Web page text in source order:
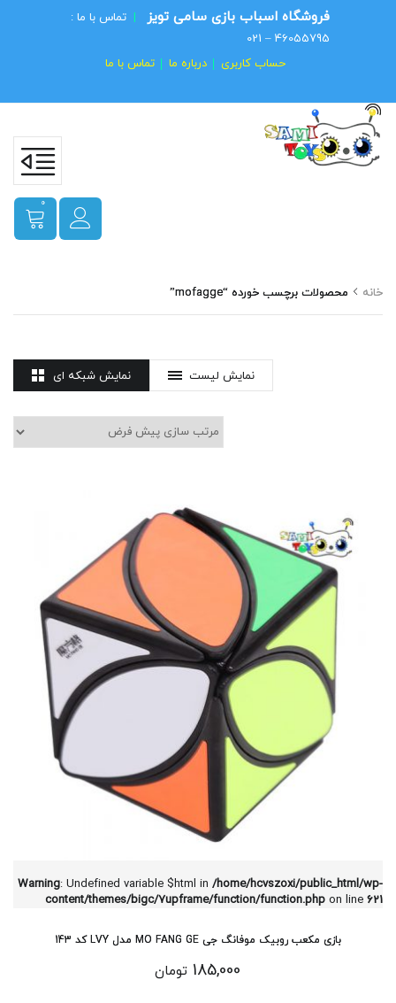
فروشگاه اسباب بازی سامی تویز | تماس با ما :
46055795 – 021
حساب کاربری
درباره ما تماس با ما
0
خانه محصولات برچسب خورده “mofagge”
نمایش شبکه ای نمایش لیست
Warning: Undefined variable $html in /home/hcvszoxi/public_html/wp-
content/themes/bigc/7upframe/function/function.php on line 621
بازی مکعب روبیک موفانگ جی MO FANG GE مدل LVY کد 143
185,000 تومان